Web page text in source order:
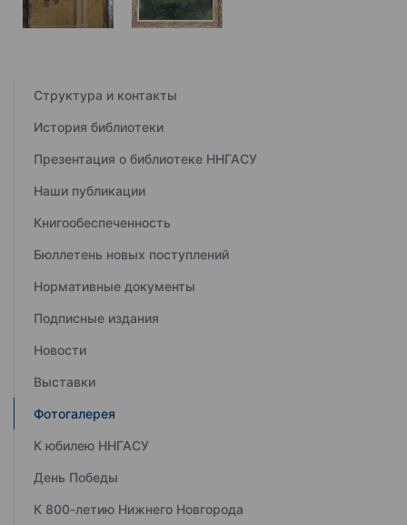
Структура и контакты
История библиотеки
Презентация о библиотеке ННГАСУ
Наши публикации
Книгообеспеченность
Бюллетень новых поступлений
Нормативные документы
Подписные издания
Новости
Выставки
Фотогалерея
К юбилею ННГАСУ
День Победы
К 800-летию Нижнего Новгорода